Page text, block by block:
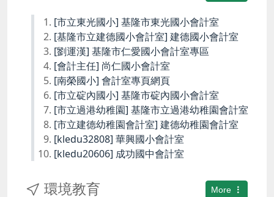
[市立東光國小] 基隆市東光國小會計室
[基隆市立建德國小會計室] 建德國小會計室
[劉運漢] 基隆市仁愛國小會計室專區
[會計主任] 尚仁國小會計室
[南榮國小] 會計室專頁網頁
[市立碇內國小] 基隆市碇內國小會計室
[市立過港幼稚園] 基隆市立過港幼稚園會計室
[市立建德幼稚園會計室] 建德幼稚園會計室
[kledu32808] 華興國小會計室
[kledu20606] 成功國中會計室
More
環境教育